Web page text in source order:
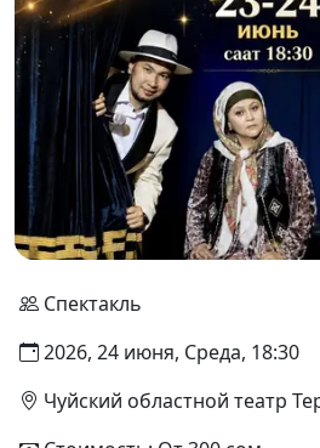
Спектакль
2026, 24 июня, Среда, 18:30
Чуйский областной театр